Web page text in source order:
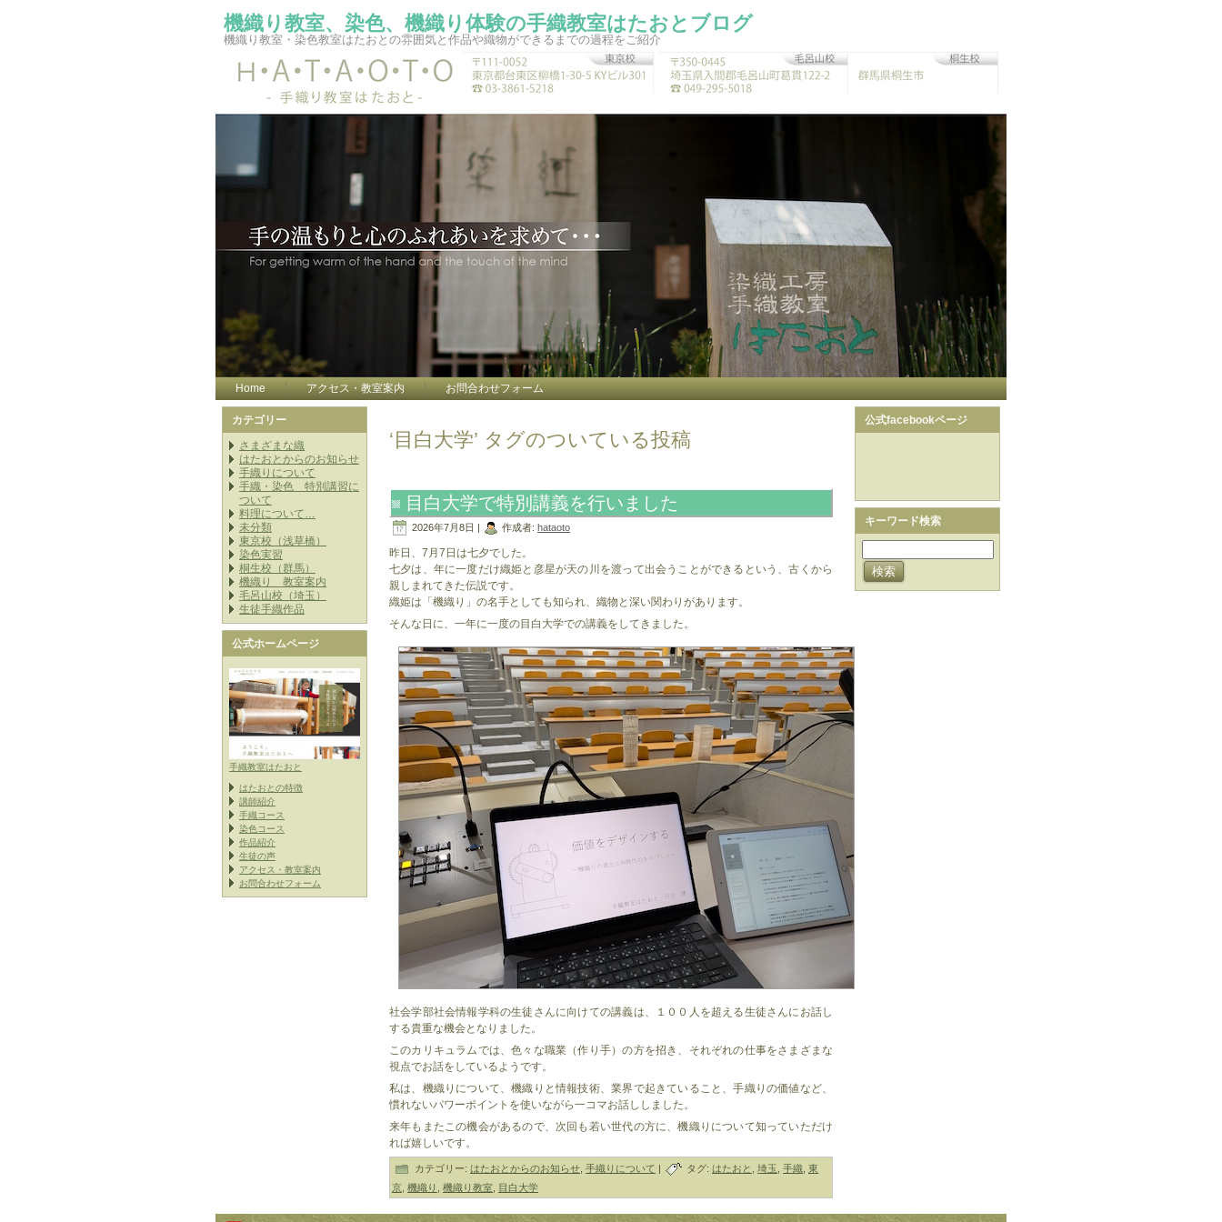
機織り教室、染色、機織り体験の手織教室はたおとブログ
機織り教室・染色教室はたおとの雰囲気と作品や織物ができるまでの過程をご紹介
Home アクセス・教室案内 お問合わせフォーム
カテゴリー
さまざまな織
はたおとからのお知らせ
手織りについて
手織・染色 特別講習に
ついて
料理について…
未分類
東京校（浅草橋）
染色実習
桐生校（群馬）
機織り 教室案内
毛呂山校（埼玉）
生徒手織作品
公式ホームページ
手織教室はたおと
はたおとの特徴
講師紹介
手織コース
染色コース
作品紹介
生徒の声
アクセス・教室案内
お問合わせフォーム
‘目白大学’ タグのついている投稿
目白大学で特別講義を行いました
2026年7月8日 | 作成者: hataoto
昨日、7月7日は七夕でした。
七夕は、年に一度だけ織姫と彦星が天の川を渡って出会うことができるという、古くから
親しまれてきた伝説です。
織姫は「機織り」の名手としても知られ、織物と深い関わりがあります。
そんな日に、一年に一度の目白大学での講義をしてきました。
社会学部社会情報学科の生徒さんに向けての講義は、１００人を超える生徒さんにお話し
する貴重な機会となりました。
このカリキュラムでは、色々な職業（作り手）の方を招き、それぞれの仕事をさまざまな
視点でお話をしているようです。
私は、機織りについて、機織りと情報技術、業界で起きていること、手織りの価値など、
慣れないパワーポイントを使いながら一コマお話ししました。
来年もまたこの機会があるので、次回も若い世代の方に、機織りについて知っていただけ
れば嬉しいです。
カテゴリー: はたおとからのお知らせ 手織りについて | タグ: はたおと 埼玉 手織 東
京 機織り 機織り教室 目白大学
公式facebookページ
キーワード検索